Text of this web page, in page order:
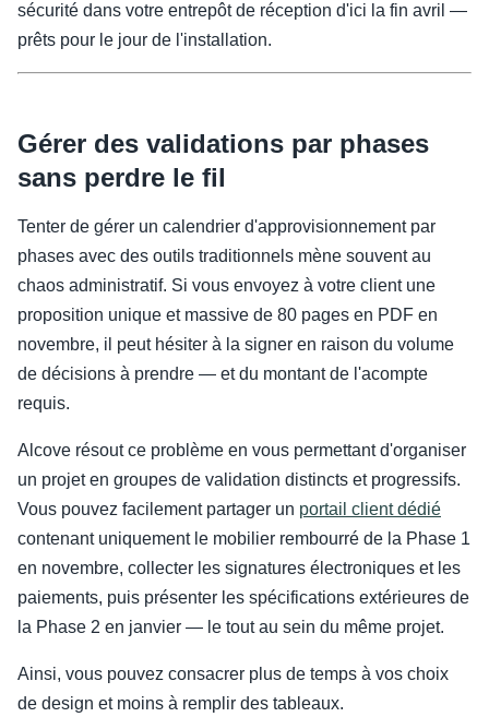
sécurité dans votre entrepôt de réception d'ici la fin avril —
prêts pour le jour de l'installation.
Gérer des validations par phases
sans perdre le fil
Tenter de gérer un calendrier d'approvisionnement par
phases avec des outils traditionnels mène souvent au
chaos administratif. Si vous envoyez à votre client une
proposition unique et massive de 80 pages en PDF en
novembre, il peut hésiter à la signer en raison du volume
de décisions à prendre — et du montant de l'acompte
requis.
Alcove résout ce problème en vous permettant d'organiser
un projet en groupes de validation distincts et progressifs.
Vous pouvez facilement partager un portail client dédié
contenant uniquement le mobilier rembourré de la Phase 1
en novembre, collecter les signatures électroniques et les
paiements, puis présenter les spécifications extérieures de
la Phase 2 en janvier — le tout au sein du même projet.
Ainsi, vous pouvez consacrer plus de temps à vos choix
de design et moins à remplir des tableaux.